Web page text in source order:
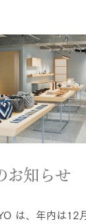
営業のお
News
お知らせ
は、年内は12